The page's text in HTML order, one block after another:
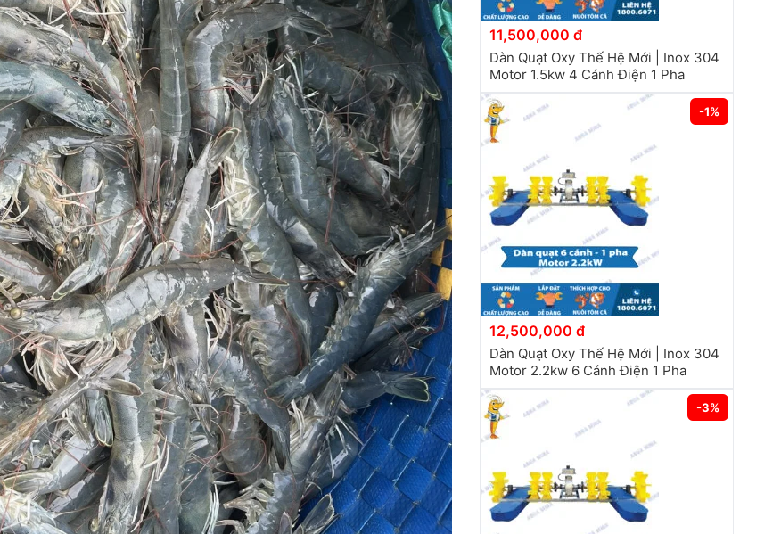
11,500,000 đ
Dàn Quạt Oxy Thế Hệ Mới | Inox 304
Motor 1.5kw 4 Cánh Điện 1 Pha
-1%
12,500,000 đ
Dàn Quạt Oxy Thế Hệ Mới | Inox 304
Motor 2.2kw 6 Cánh Điện 1 Pha
-3%